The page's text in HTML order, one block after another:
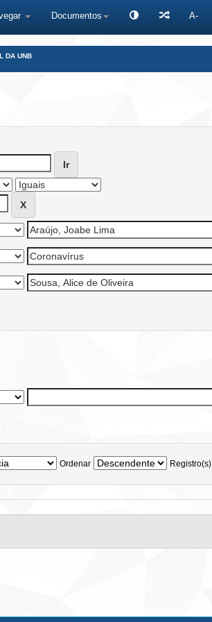
Documentos A-
DA UNB
Ordenar Registro(s)